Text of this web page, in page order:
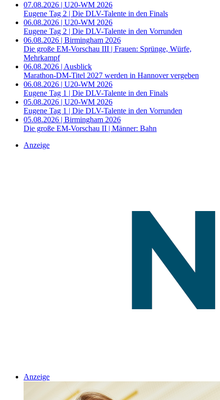
07.08.2026 | U20-WM 2026
Eugene Tag 2 | Die DLV-Talente in den Finals
06.08.2026 | U20-WM 2026
Eugene Tag 2 | Die DLV-Talente in den Vorrunden
06.08.2026 | Birmingham 2026
Die große EM-Vorschau III | Frauen: Sprünge, Würfe,
Mehrkampf
06.08.2026 | Ausblick
Marathon-DM-Titel 2027 werden in Hannover vergeben
06.08.2026 | U20-WM 2026
Eugene Tag 1 | Die DLV-Talente in den Finals
05.08.2026 | U20-WM 2026
Eugene Tag 1 | Die DLV-Talente in den Vorrunden
05.08.2026 | Birmingham 2026
Die große EM-Vorschau II | Männer: Bahn
Anzeige
Anzeige